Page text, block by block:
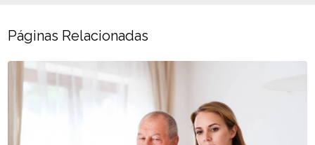
Páginas Relacionadas